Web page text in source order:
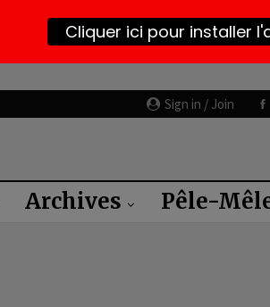
Sign in / Join
Archives Pêle-
Cliquer ici pour installer